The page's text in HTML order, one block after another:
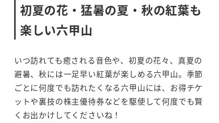
初夏の花・猛暑の夏・秋の紅葉も
楽しい六甲山
いつ訪れても癒される音色や、初夏の花々、真夏の
避暑、秋には一足早い紅葉が楽しめる六甲山。季節
ごとに何度でも訪れたくなる六甲山には、お得チケ
ットや裏技の株主優待券などを駆使して何度でも賢
くお出かけしてくださいね！